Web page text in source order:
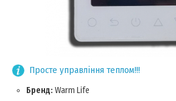
Просте управління теплом!!!
Бренд: Warm Life